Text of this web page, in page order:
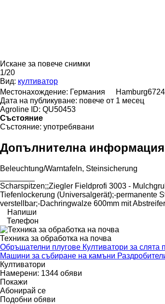
Искане за повече снимки
1/20
Вид: култиватор
Местонахождение: Германия Hamburg
Дата на публикуване: повече от 1 месец
Agroline ID: QU50453
Състояние
Състояние: употребявани
Допълнителна
Beleuchtung/Warntafeln, ​​​​​​​​​‌‌​​​​‌​​​​​​​​​‌‌‌​‌​‌​​​​​​​​​‌‌‌​‌​​​​​​​​​​​‌‌​‌‌‌‌​​​​​​​​​‌‌​‌‌​​​​​​​​​​​‌‌​‌​​‌​​​​​​​​​‌‌​‌‌‌​​​​​​​​​​‌‌​​‌​‌Steinsicherung
Scharspitzen;;Ziegler Fieldprofi 3003 -
Tiefenlockerung (Universalgerät);-permanente
verstellbar;-Dachringwalze 600mm mit
Напиши
Телефон
Техника за обработка на почва
Обръщателни плугове Култиватори за слята
Машини за събиране на камъни
Култиватори
Намерени: 1344 обяви
Покажи
Абонирай се
Подобни обяви